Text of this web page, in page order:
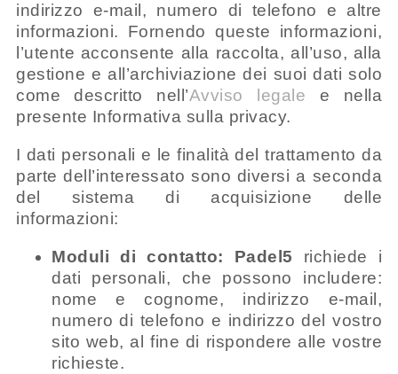
indirizzo e-mail, numero di telefono e altre
informazioni. Fornendo queste informazioni,
l’utente acconsente alla raccolta, all’uso, alla
gestione e all’archiviazione dei suoi dati solo
come descritto nell’Avviso legale e nella
presente Informativa sulla privacy.
I dati personali e le finalità del trattamento da
parte dell’interessato sono diversi a seconda
del sistema di acquisizione delle
informazioni:
Moduli di contatto: Padel5 richiede i
dati personali, che possono includere:
nome e cognome, indirizzo e-mail,
numero di telefono e indirizzo del vostro
sito web, al fine di rispondere alle vostre
richieste.